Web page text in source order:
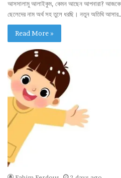
আসসালামু আলাইকুম, কেমন আছেন আপনারা? আজকের
ছেলেদের নাম অর্থ সহ তুলে ধরছি। নতুন অতিথি
Read More »